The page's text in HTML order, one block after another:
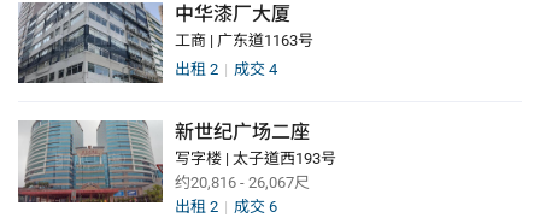
中华漆厂大厦
工商 | 广东道1163号
出租 2 成交 4
新世纪广场二座
写字楼 | 太子道西193号
约20,816 - 26,067尺
出租 2 成交 6